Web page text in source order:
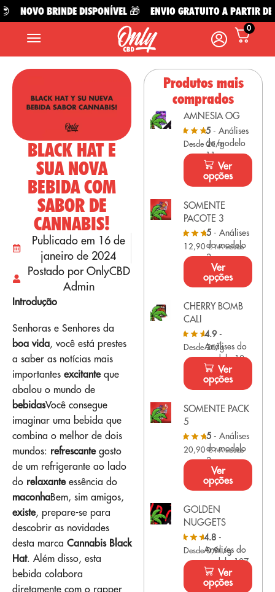
NOVO BRINDE DISPONÍVEL 🎁 ENVIO GRATUITO A PARTIR DE
0
BLACK HAT E
SUA NOVA
BEBIDA COM
SABOR DE
CANNABIS!
Publicado em 16 de
janeiro de 2024
Postado por OnlyCBD
Admin
Introdução
Senhoras e Senhores da
boa vida, você está prestes
a saber as notícias mais
importantes excitanteque
abalou o mundo de
bebidasVocê consegue
imaginar uma bebida que
combina o melhor de dois
mundos: refrescantegosto
de um refrigerante ao lado
do relaxanteessência do
maconhaBem, sim amigos,
existe, prepare-se para
descobrir as novidades
desta marca Cannabis Black
Hat. Além disso, esta
bebida colabora
diretamente com o rapper
Produtos mais
comprados
AMNESIA OG
5 - Análises
do modelo
11
Desde 2€/g
Ver
opções
SOMENTE
PACOTE 3
5 - Análises
do modelo
3
12,90€ IVA incluído
Ver
opções
CHERRY BOMB
CALI
4.9-
Análises do
modelo 10
Desde 2€/g
Ver
opções
SOMENTE PACK
5
5 - Análises
do modelo
3
20,90€ IVA incluído
Ver
opções
GOLDEN
NUGGETS
4.8 -
Análises do
modelo 107
Desde 0,9€/g
Ver
opções